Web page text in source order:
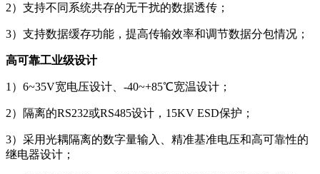
2）支持不同系统共存的无干扰的数据透传；
3）支持数据缓存功能，提高传输效率和调节数据分包情况；
高可靠工业级设计
1）6~35V宽电压设计、-40~+85℃宽温设计；
2）隔离的RS232或RS485设计，15KV ESD保护；
3）采用光耦隔离的数字量输入、精准基准电压和高可靠性的
继电器设计；